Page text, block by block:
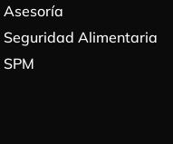
Asesoría
Seguridad Alimentaria
SPM